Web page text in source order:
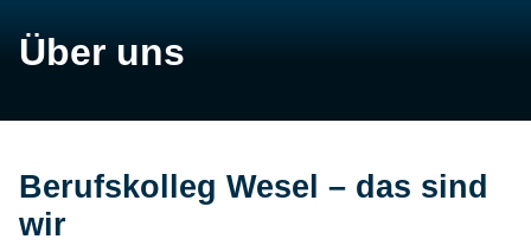
Über uns
Berufskolleg Wesel – das sind
wir